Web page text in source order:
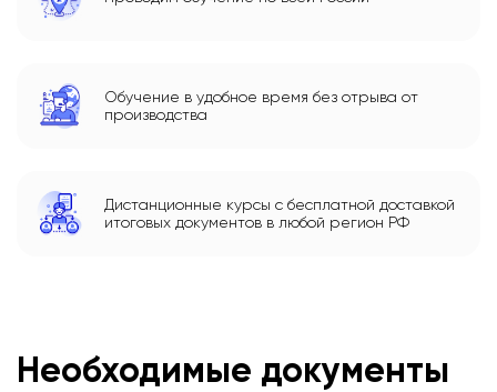
Обучение в удобное время без отрыва от
производства
Дистанционные курсы с бесплатной доставкой
итоговых документов в любой регион РФ
Необходимые документы